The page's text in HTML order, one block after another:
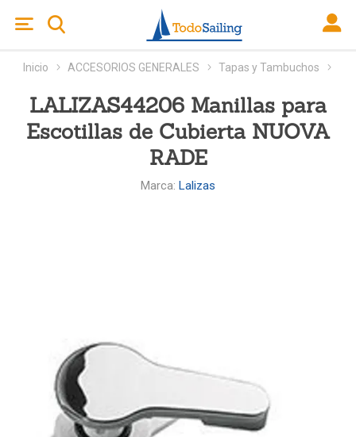
Inicio ACCESORIOS GENERALES Tapas y Tambuchos
LALIZAS44206 Manillas para
Escotillas de Cubierta NUOVA
RADE
Marca: Lalizas